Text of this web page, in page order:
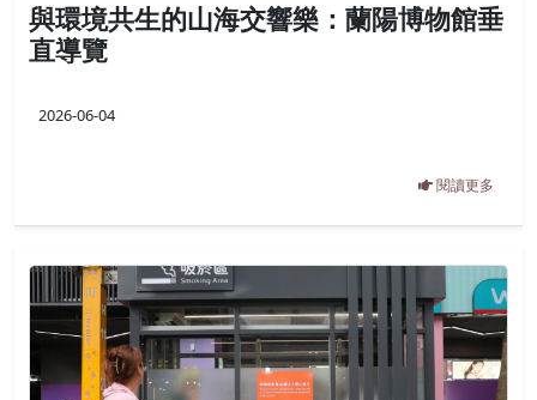
與環境共生的山海交響樂：蘭陽博物館垂
直導覽
2026-06-04
閱讀更多